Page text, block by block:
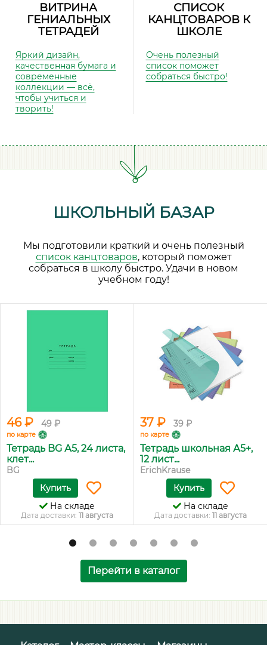
ВИТРИНА
ГЕНИАЛЬНЫХ
ТЕТРАДЕЙ
Яркий дизайн,
качественная бумага и
современные
коллекции — всё,
чтобы учиться и
творить!
СПИСОК
КАНЦТОВАРОВ К
ШКОЛЕ
Очень полезный
список поможет
собраться быстро!
ШКОЛЬНЫЙ БАЗАР
Мы подготовили краткий и очень полезный
список канцтоваров, который поможет
собраться в школу быстро. Удачи в новом
учебном году!
46 ₽ 49 ₽
по карте
Тетрадь BG А5, 24 листа,
клет...
BG
Купить
На складе
Дата доставки: 11 августа
37 ₽ 39 ₽
по карте
Тетрадь школьная А5+,
12 лист...
ErichKrause
Купить
На складе
Дата доставки: 11 августа
Перейти в каталог